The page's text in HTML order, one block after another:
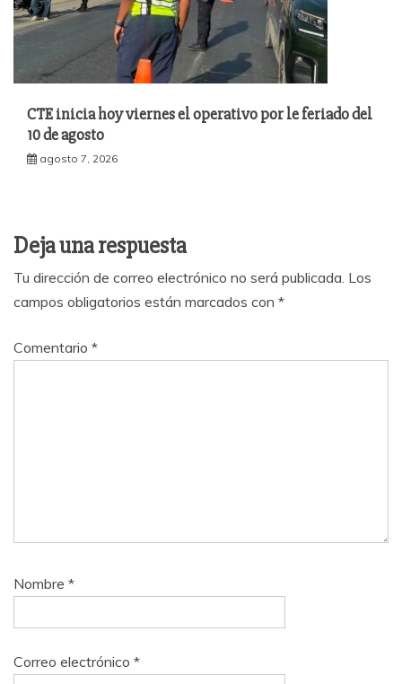
CTE inicia hoy viernes el operativo por le feriado del
10 de agosto
agosto 7, 2026
Deja una respuesta
Tu dirección de correo electrónico no será publicada. Los
campos obligatorios están marcados con *
Comentario *
Nombre *
Correo electrónico *